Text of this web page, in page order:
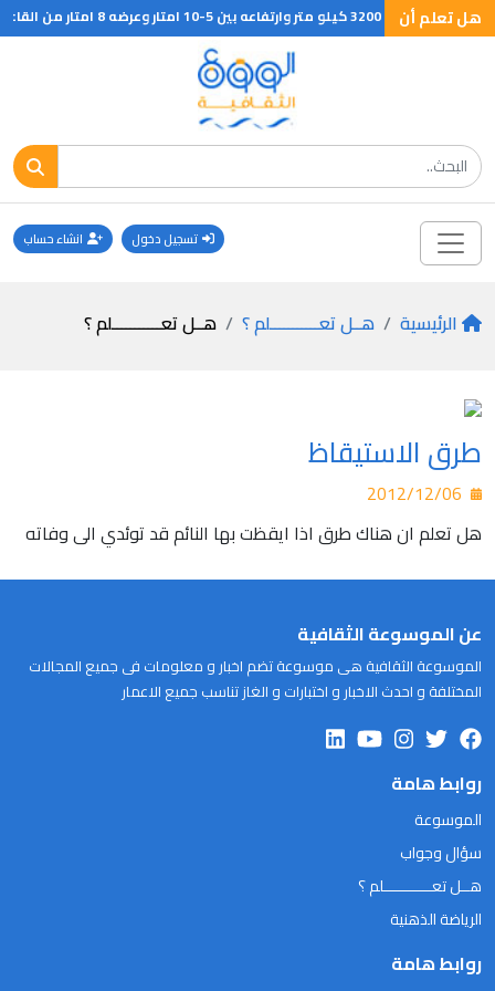
هل تعلم أن
تسجيل دخول انشاء حساب
الرئيسية هــل تعـــــــــــلم ؟ هــل تعـــــــــــلم ؟
طرق الاستيقاظ
هل تعلم ان هناك طرق اذا ايقظت بها النائم قد توئدي الى وفاته
عن الموسوعة الثقافية
الموسوعة الثقافية هى موسوعة تضم اخبار و معلومات فى جميع المجالات
المختلفة و احدث الاخبار و اختبارات و الغاز تناسب جميع الاعمار
روابط هامة
الموسوعة
سؤال وجواب
هــل تعـــــــــــلم ؟
الرياضة الذهنية
روابط هامة